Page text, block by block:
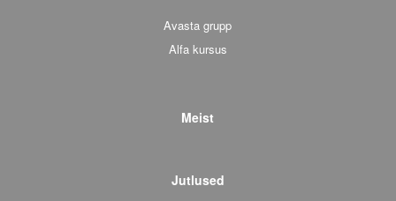
Avasta grupp
Alfa kursus
Meist
Jutlused